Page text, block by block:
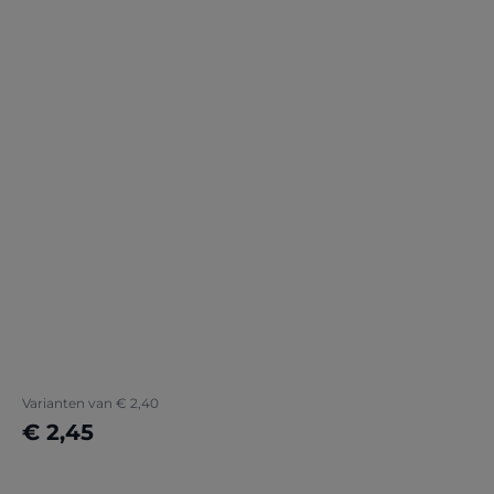
Varianten van € 2,40
€ 2,45
Details